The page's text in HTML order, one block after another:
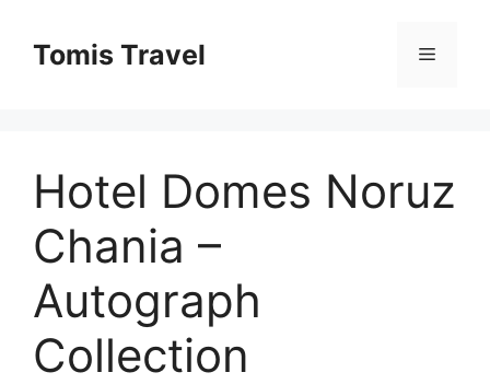
conținutTomis Travel Meniu
Hotel Domes Noruz
Chania –
Autograph
Collection